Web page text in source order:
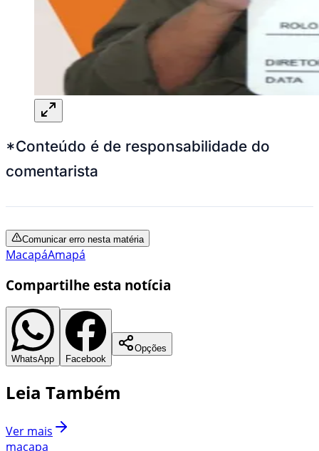
*Conteúdo é de responsabilidade do
comentarista
Comunicar erro nesta matéria
MacapáAmapá
Compartilhe esta notícia
WhatsApp Facebook
Opções
Leia Também
Ver mais
macapa